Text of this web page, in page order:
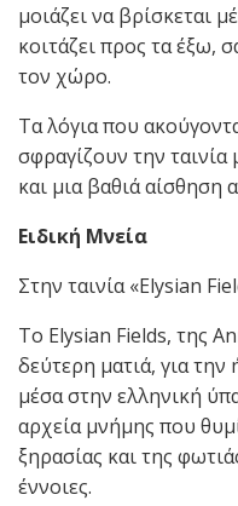
μοιάζει να βρίσκεται
κοιτάζει προς τα έξω,
τον χώρο.
Τα λόγια που
σφραγίζουν την
και μια βαθιά αίσθηση
Ειδική Μνεία
Στην ταινία «Elysian
Το Elysian Fields, της
δεύτερη ματιά, για
μέσα στην ελληνική
αρχεία μνήμης που
ξηρασίας και της
έννοιες.